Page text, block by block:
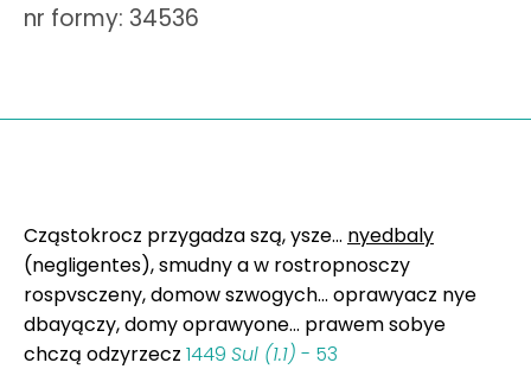
nr formy: 34536
Cząstokrocz przygadza szą, ysze... nyedbaly
(negligentes), smudny a w rostropnosczy
rospvsczeny, domow szwogych... oprawyacz nye
dbayączy, domy oprawyone... prawem sobye
chczą odzyrzecz 1449 Sul (1.1) - 53